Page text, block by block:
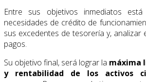
Entre sus objetivos inmediatos
necesidades de crédito de
sus excedentes de tesorería y, analizar
pagos.
Su objetivo final, será lograr la máxima
y rentabilidad de los activos